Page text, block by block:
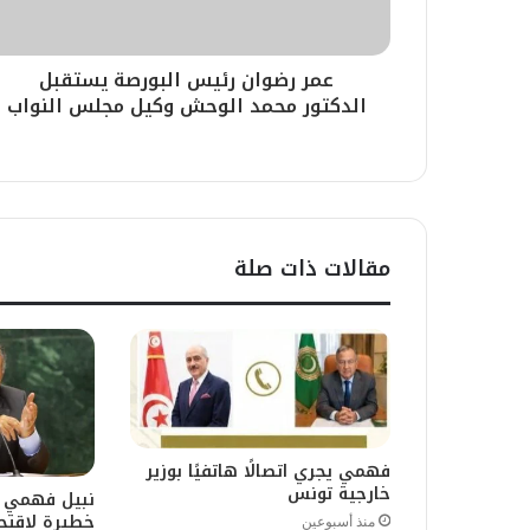
عمر رضوان رئيس البورصة يستقبل
الدكتور محمد الوحش وكيل مجلس النواب
مقالات ذات صلة
فهمي يجري اتصالًا هاتفيًا بوزير
خارجية تونس
منذ أسبوعين
نبيل فهمي
خطيرة